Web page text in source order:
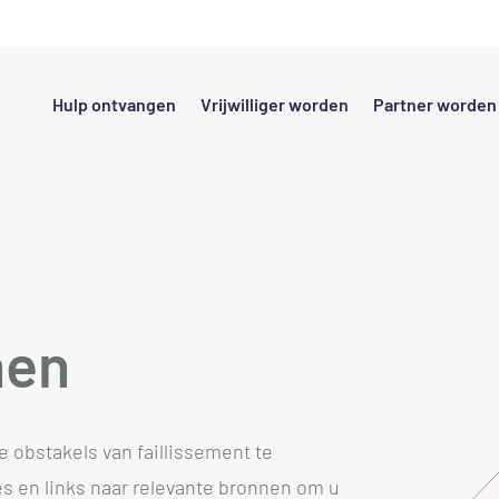
Hulp ontvangen Vrijwilliger worden Partner worden
obstakels van faillissement te
en links naar relevante bronnen om u